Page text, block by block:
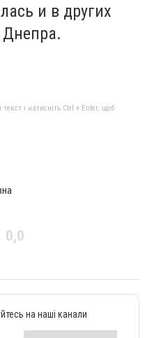
и в других
і натисніть Ctrl + Enter, щоб
0,0
на наші канали